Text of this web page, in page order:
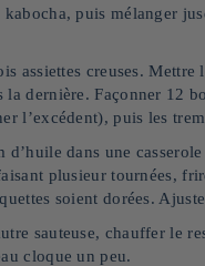
kabocha, puis mélanger
assiettes creuses.
la dernière. Façonner 12
l’excédent), puis les
d’huile dans une
plusieur tournées,
soient dorées.
sauteuse, chauffer le
cloque un peu.